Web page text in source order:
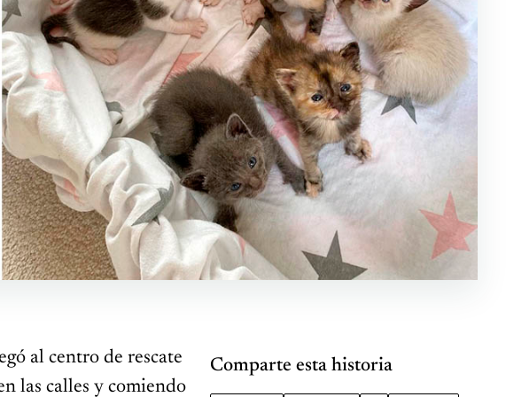
al centro de rescate
las calles y comiendo
Comparte esta historia